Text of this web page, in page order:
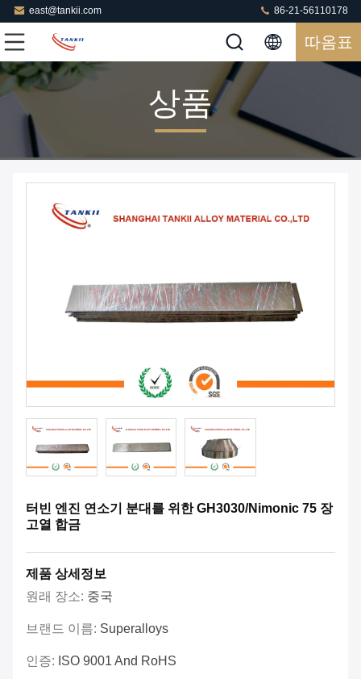
east@tankii.com 86-21-56110178
따옴표
상품
터빈 엔진 연소기 분대를 위한 GH3030/Nimonic 75 장
고열 합금
제품 상세정보
원래 장소: 중국
브랜드 이름: Superalloys
인증: ISO 9001 And RoHS